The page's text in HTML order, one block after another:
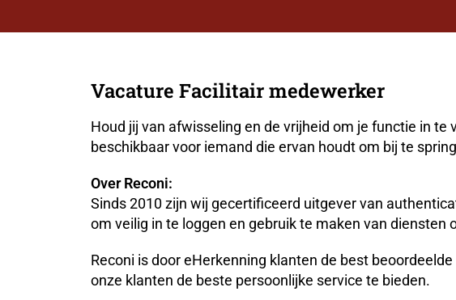
Vacature Facilitair medewerker
Houd jij van afwisseling en de vrijheid om je functie in
beschikbaar voor iemand die ervan houdt om bij te
Over Reconi:
Sinds 2010 zijn wij gecertificeerd uitgever van
om veilig in te loggen en gebruik te maken van diensten
Reconi is door eHerkenning klanten de best
onze klanten de beste persoonlijke service te bieden.